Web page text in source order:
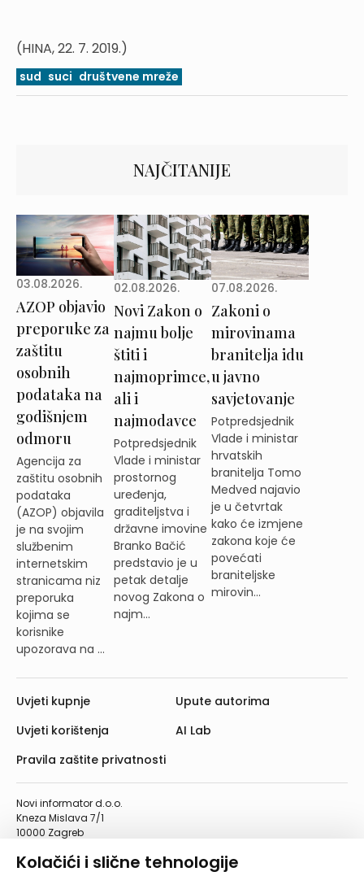
Kolačići i slične tehnologije
(HINA, 22. 7. 2019.)
sud suci društvene mreže
NAJČITANIJE
03.08.2026.
AZOP objavio
preporuke za
zaštitu
osobnih
podataka na
godišnjem
odmoru
Agencija za
zaštitu osobnih
podataka
(AZOP) objavila
je na svojim
službenim
internetskim
stranicama niz
preporuka
kojima se
korisnike
upozorava na ...
02.08.2026.
Novi Zakon o
najmu bolje
štiti i
najmoprimce,
ali i
najmodavce
Potpredsjednik
Vlade i ministar
prostornog
uređenja,
graditeljstva i
državne imovine
Branko Bačić
predstavio je u
petak detalje
novog Zakona o
najm...
07.08.2026.
Zakoni o
mirovinama
branitelja idu
u javno
savjetovanje
Potpredsjednik
Vlade i ministar
hrvatskih
branitelja Tomo
Medved najavio
je u četvrtak
kako će izmjene
zakona koje će
povećati
braniteljske
mirovin...
Novi informator d.o.o.
Kneza Mislava 7/1
10000 Zagreb
Telefaks: 01/4612-553
Uvjeti kupnje
Uvjeti korištenja
Pravila zaštite privatnosti
Upute autorima
AI Lab